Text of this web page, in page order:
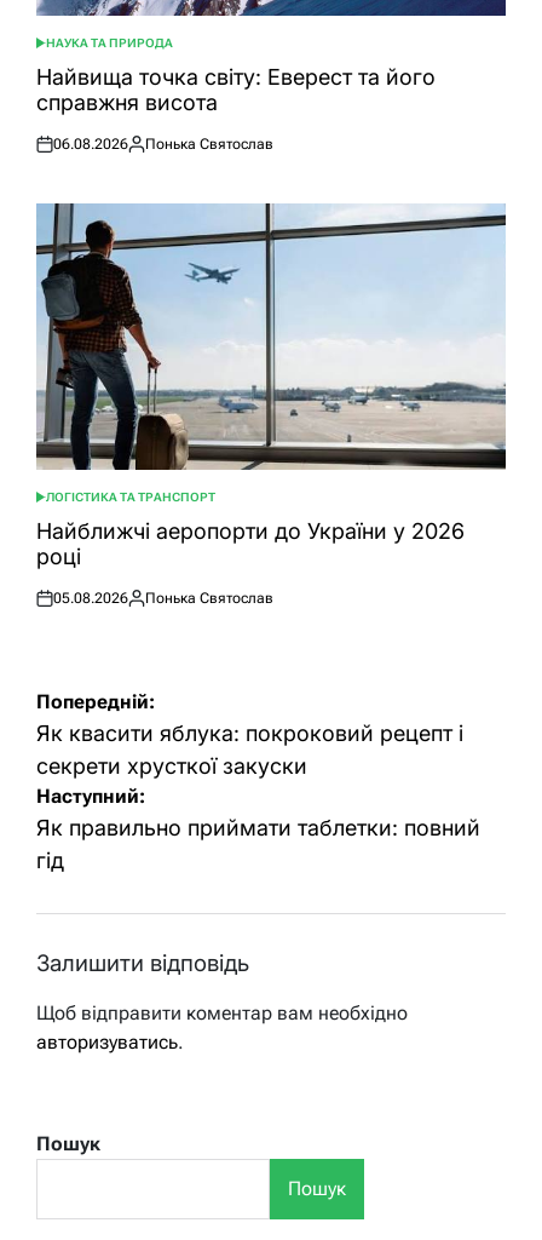
ОПУБЛІКУВАТИ
У
НАУКА ТА ПРИРОДА
Найвища точка світу: Еверест та його
справжня висота
Оприлюднено
06.08.2026
Опубліковано
Понька Святослав
ОПУБЛІКУВАТИ
У
ЛОГІСТИКА ТА ТРАНСПОРТ
Найближчі аеропорти до України у 2026
році
Оприлюднено
05.08.2026
Опубліковано
Понька Святослав
Навігація
записів
Попередній:
Як квасити яблука: покроковий рецепт і
секрети хрусткої закуски
Наступний:
Як правильно приймати таблетки: повний
гід
Залишити відповідь
Щоб відправити коментар вам необхідно
авторизуватись.
Пошук
Пошук